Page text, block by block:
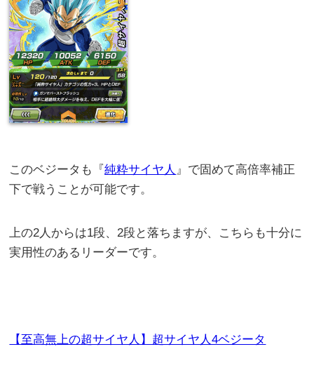
このベジータも『純粋サイヤ人 』で固めて高倍率補正
下で戦うことが可能です。
上の2人からは1段、2段と落ちますが、こちらも十分に
実用性のあるリーダーです。
【至高無上の超サイヤ人】超サイヤ人4ベジータ